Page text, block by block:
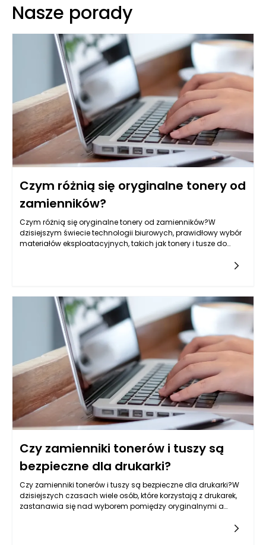
Nasze porady
Czym różnią się oryginalne tonery od
zamienników?
Czym różnią się oryginalne tonery od zamienników?W
dzisiejszym świecie technologii biurowych, prawidłowy wybór
materiałów eksploatacyjnych, takich jak tonery i tusze do
Czy zamienniki tonerów i tuszy są
bezpieczne dla drukarki?
Czy zamienniki tonerów i tuszy są bezpieczne dla drukarki?W
dzisiejszych czasach wiele osób, które korzystają z drukarek,
zastanawia się nad wyborem pomiędzy oryginalnymi a